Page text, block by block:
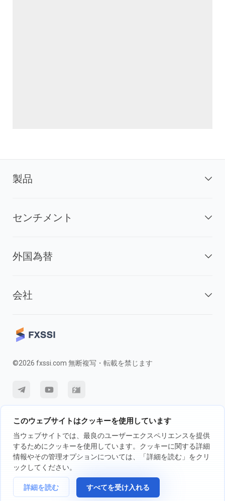
このウェブサイトはクッキーを使用しています
当ウェブサイトでは、最良のユーザーエクスペリエンスを提供
するためにクッキーを使用しています。クッキーに関する詳細
情報やその管理オプションについては、「詳細を読む」をクリ
ックしてください。
詳細を読む すべてを受け入れる
製品
センチメント
外国為替
会社
©2026 fxssi.com 無断複写・転載を禁じます
利用規約 プライバシーポリシー
リスク開示
クッキーポリシー
FXSSI LTDが運営するウェブサイト登録番号：13534801（イングラン
取引の前に、独立投資アドバイザーに相談し、取引に伴うリスクについて
完全に理解することをお勧めします。